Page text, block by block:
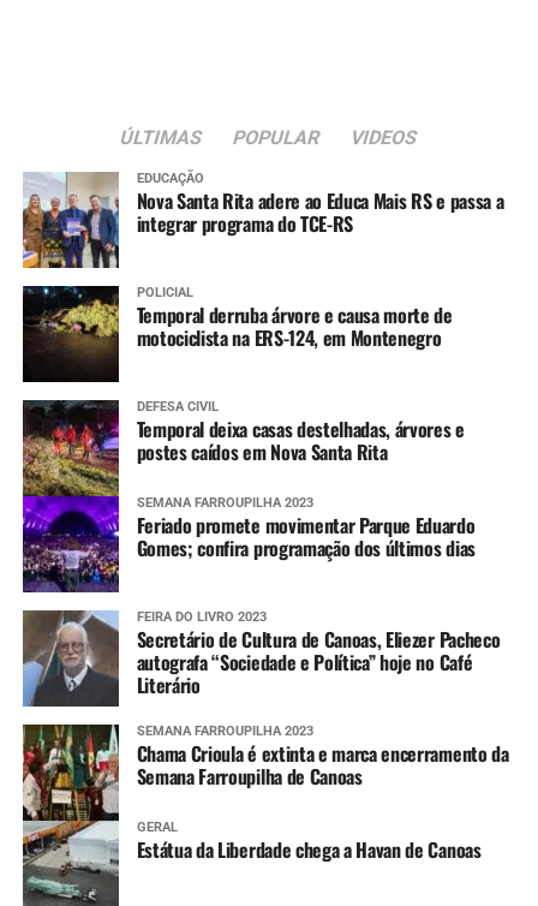
ÚLTIMAS POPULAR VIDEOS
EDUCAÇÃO
Nova Santa Rita adere ao Educa Mais RS e passa a
integrar programa do TCE-RS
POLICIAL
Temporal derruba árvore e causa morte de
motociclista na ERS-124, em Montenegro
DEFESA CIVIL
Temporal deixa casas destelhadas, árvores e
postes caídos em Nova Santa Rita
SEMANA FARROUPILHA 2023
Feriado promete movimentar Parque Eduardo
Gomes; confira programação dos últimos dias
FEIRA DO LIVRO 2023
Secretário de Cultura de Canoas, Eliezer Pacheco
autografa “Sociedade e Política” hoje no Café
Literário
SEMANA FARROUPILHA 2023
Chama Crioula é extinta e marca encerramento da
Semana Farroupilha de Canoas
GERAL
Estátua da Liberdade chega a Havan de Canoas